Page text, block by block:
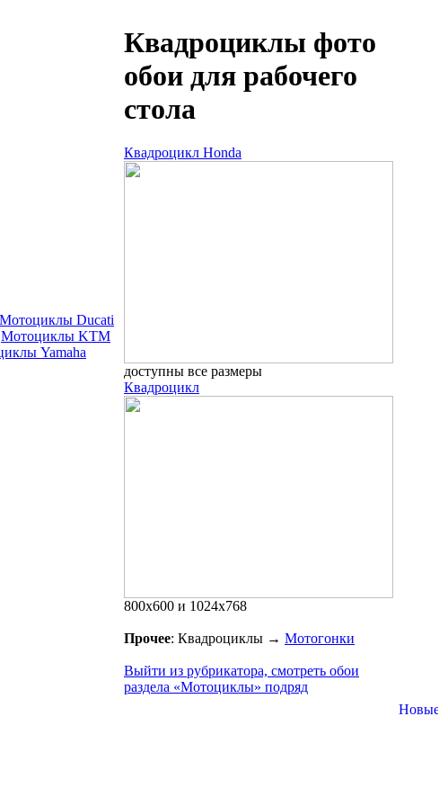
Мотоциклы Ducati
Мотоциклы KTM
Yamaha
Квадроциклы фото
обои для рабочего
стола
Квадроцикл Honda
доступны все размеры
Квадроцикл
800x600 и 1024x768
Прочее: Квадроциклы → Мотогонки
Выйти из рубрикатора, смотреть обои
раздела «Мотоциклы» подряд